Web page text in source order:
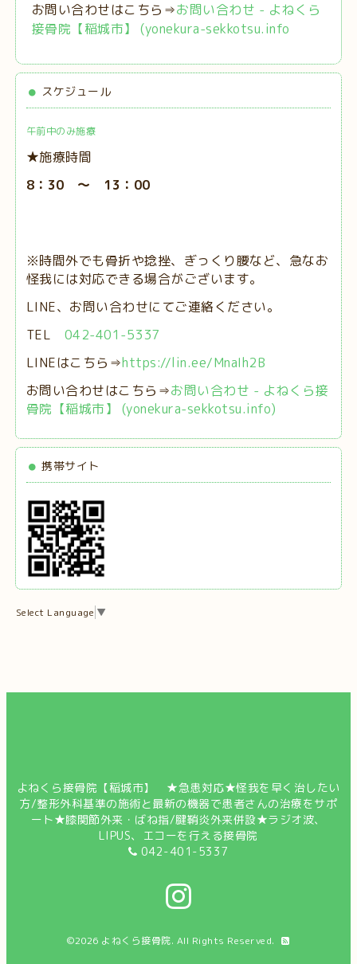
お問い合わせはこちら⇒お問い合わせ - よねくら
接骨院【稲城市】 (yonekura-sekkotsu.info
スケジュール
午前中のみ施療
★施療時間
8：30 ～ 13：00
※時間外でも骨折や捻挫、ぎっくり腰など、急なお
怪我には対応できる場合がございます。
LINE、お問い合わせにてご連絡ください。
TEL 042-401-5337
LINEはこちら⇒https://lin.ee/MnaIh2B
お問い合わせはこちら⇒お問い合わせ - よねくら接
骨院【稲城市】 (yonekura-sekkotsu.info)
携帯サイト
Select Language ▼
よねくら接骨院【稲城市】 ★急患対応★怪我を早く治したい
方/整形外科基準の施術と最新の機器で患者さんの治療をサポ
ート★膝関節外来・ばね指/腱鞘炎外来併設★ラジオ波、
LIPUS、エコーを行える接骨院
042-401-5337
©2026 よねくら接骨院. All Rights Reserved.